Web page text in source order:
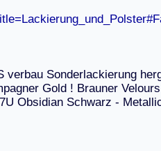
verbau Sonderlackierung her
pagner Gold ! Brauner Velours
7U Obsidian Schwarz - Metalli